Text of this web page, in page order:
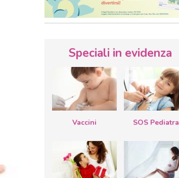
Speciali in evidenza
Vaccini SOS Pediatra